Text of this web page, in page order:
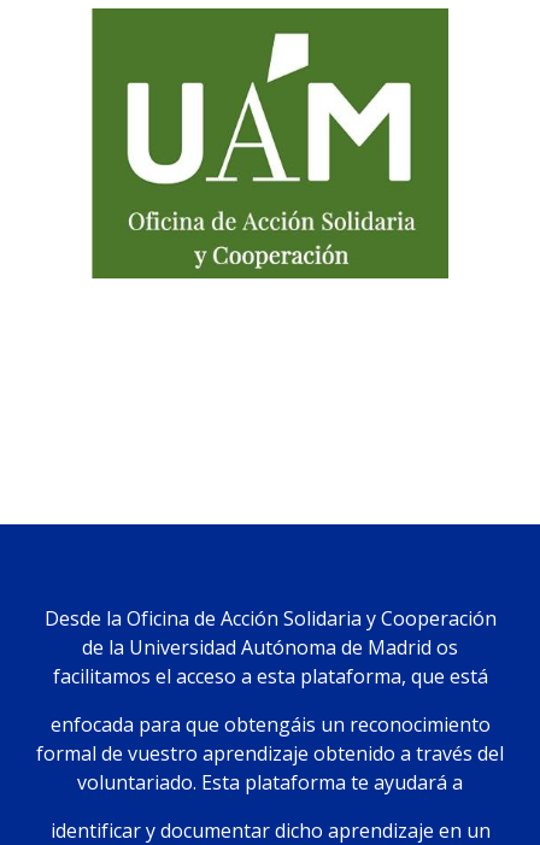
Desde la Oficina de Acción Solidaria y Cooperación
de la Universidad Autónoma de Madrid os
facilitamos el acceso a esta plataforma, que está
enfocada para que obtengáis un reconocimiento
formal de vuestro aprendizaje obtenido a través del
voluntariado. Esta plataforma te ayudará a
identificar y documentar dicho aprendizaje en un